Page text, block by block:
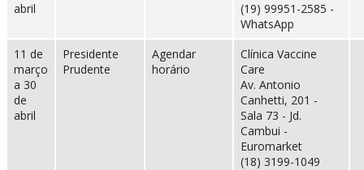
abril
(19) 99951-2585 -
WhatsApp
11 de
março
a 30
de
abril
Presidente
Prudente
Agendar
horário
Clínica Vaccine
Care
Av. Antonio
Canhetti, 201 -
Sala 73 - Jd.
Cambui -
Euromarket
(18) 3199-1049